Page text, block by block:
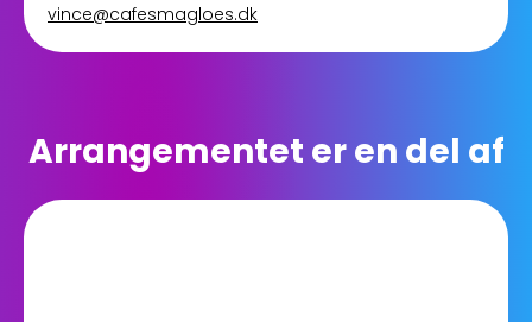
vince@cafesmagloes.dk
Arrangementet er en del af